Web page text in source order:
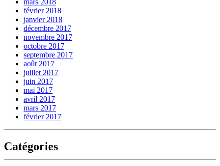
mars 2018
février 2018
janvier 2018
décembre 2017
novembre 2017
octobre 2017
septembre 2017
août 2017
juillet 2017
juin 2017
mai 2017
avril 2017
mars 2017
février 2017
Catégories